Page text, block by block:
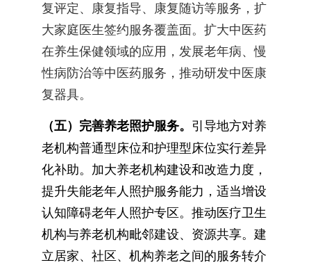
复评定、康复指导、康复随访等服务，扩
大家庭医生签约服务覆盖面。扩大中医药
在养生保健领域的应用，发展老年病、慢
性病防治等中医药服务，推动研发中医康
复器具。
（五）完善养老照护服务。 引导地方对养
老机构普通型床位和护理型床位实行差异
化补助。加大养老机构建设和改造力度，
提升失能老年人照护服务能力，适当增设
认知障碍老年人照护专区。推动医疗卫生
机构与养老机构毗邻建设、资源共享。建
立居家、社区、机构养老之间的服务转介